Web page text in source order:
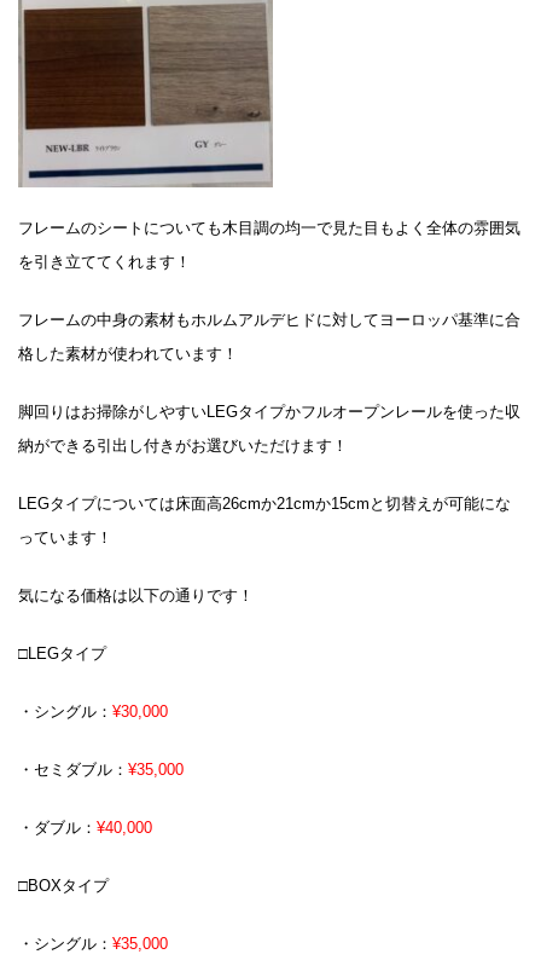
フレームのシートについても木目調の均一で見た目もよく全体の雰囲気
を引き立ててくれます！
フレームの中身の素材もホルムアルデヒドに対してヨーロッパ基準に合
格した素材が使われています！
脚回りはお掃除がしやすいLEGタイプかフルオープンレールを使った収
納ができる引出し付きがお選びいただけます！
LEGタイプについては床面高26cmか21cmか15cmと切替えが可能にな
っています！
気になる価格は以下の通りです！
□LEGタイプ
・シングル： ¥30,000
・セミダブル： ¥35,000
・ダブル： ¥40,000
□BOXタイプ
・シングル： ¥35,000